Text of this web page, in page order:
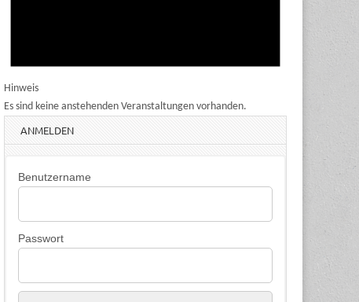
Hinweis
Es sind keine anstehenden Veranstaltungen vorhanden.
ANMELDEN
Benutzername
Passwort